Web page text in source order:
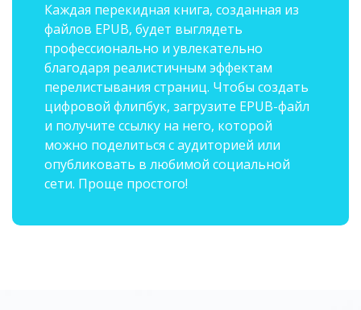
Каждая перекидная книга, созданная из
файлов EPUB, будет выглядеть
профессионально и увлекательно
благодаря реалистичным эффектам
перелистывания страниц. Чтобы создать
цифровой флипбук, загрузите EPUB-файл
и получите ссылку на него, которой
можно поделиться с аудиторией или
опубликовать в любимой социальной
сети. Проще простого!